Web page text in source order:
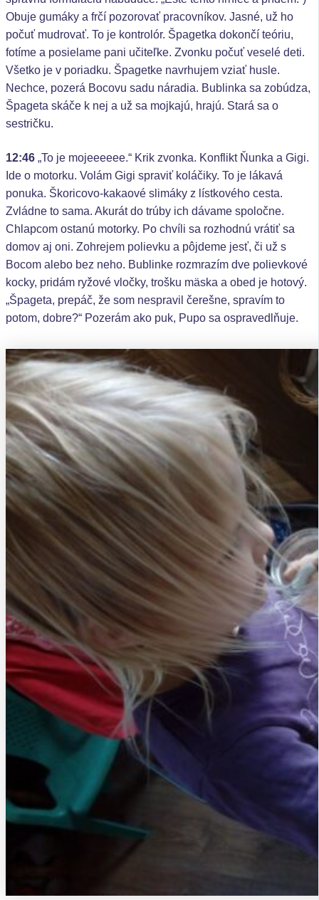
Obuje gumáky a frčí pozorovať pracovníkov. Jasné, už ho
počuť mudrovať. To je kontrolór. Špagetka dokončí teóriu,
fotíme a posielame pani učiteľke. Zvonku počuť veselé deti.
Všetko je v poriadku. Špagetke navrhujem vziať husle.
Nechce, pozerá Bocovu sadu náradia. Bublinka sa zobúdza,
Špageta skáče k nej a už sa mojkajú, hrajú. Stará sa o
sestričku.
12:46 „To je mojeeeeee.“ Krik zvonka. Konflikt Ňunka a Gigi.
Ide o motorku. Volám Gigi spraviť koláčiky. To je lákavá
ponuka. Škoricovo-kakaové slimáky z lístkového cesta.
Zvládne to sama. Akurát do trúby ich dávame spoločne.
Chlapcom ostanú motorky. Po chvíli sa rozhodnú vrátiť sa
domov aj oni. Zohrejem polievku a pôjdeme jesť, či už s
Bocom alebo bez neho. Bublinke rozmrazím dve polievkové
kocky, pridám ryžové vločky, trošku mäska a obed je hotový.
„Špageta, prepáč, že som nespravil čerešne, spravím to
potom, dobre?“ Pozerám ako puk, Pupo sa ospravedlňuje.